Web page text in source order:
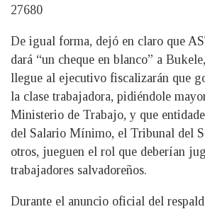
27680
De igual forma, dejó en claro que
dará “un cheque en blanco” a
llegue al ejecutivo fiscalizarán que
la clase trabajadora, pidiéndole
Ministerio de Trabajo, y que
del Salario Mínimo, el Tribunal del
otros, jueguen el rol que deberían
trabajadores salvadoreños.
Durante el anuncio oficial del